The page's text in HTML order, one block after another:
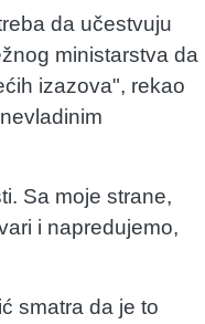
da učestvuju
ministarstva da
izazova", rekao
Sa moje strane,
i napredujemo,
smatra da je to